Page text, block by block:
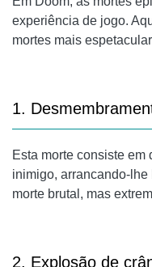
experiência de jogo.
mortes mais
1.
Esta morte consiste em
inimigo, arrancando-
morte brutal, mas
2. Explosão de